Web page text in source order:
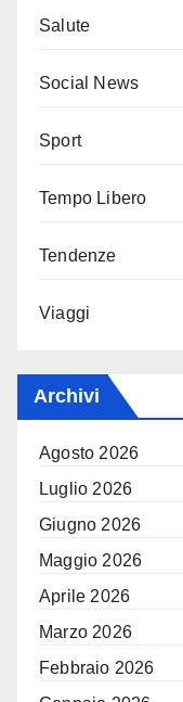
Salute
Social News
Sport
Tempo Libero
Tendenze
Viaggi
Archivi
Agosto 2026
Luglio 2026
Giugno 2026
Maggio 2026
Aprile 2026
Marzo 2026
Febbraio 2026